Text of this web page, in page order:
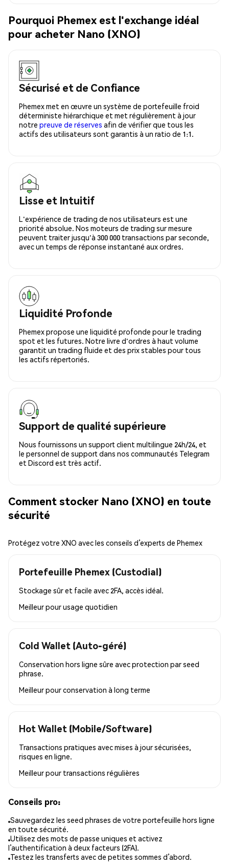
Pourquoi Phemex est l'exchange idéal
pour acheter Nano (XNO)
Sécurisé et de Confiance
Phemex met en œuvre un système de portefeuille froid
déterministe hiérarchique et met régulièrement à jour
notre preuve de réserves afin de vérifier que tous les
actifs des utilisateurs sont garantis à un ratio de 1:1.
Lisse et Intuitif
L'expérience de trading de nos utilisateurs est une
priorité absolue. Nos moteurs de trading sur mesure
peuvent traiter jusqu'à 300 000 transactions par seconde,
avec un temps de réponse instantané aux ordres.
Liquidité Profonde
Phemex propose une liquidité profonde pour le trading
spot et les futures. Notre livre d'ordres à haut volume
garantit un trading fluide et des prix stables pour tous
les actifs répertoriés.
Support de qualité supérieure
Nous fournissons un support client multilingue 24h/24, et
le personnel de support dans nos communautés Telegram
et Discord est très actif.
Comment stocker Nano (XNO) en toute
sécurité
Protégez votre XNO avec les conseils d’experts de Phemex
Portefeuille Phemex (Custodial)
Stockage sûr et facile avec 2FA, accès idéal.
Meilleur pourusage quotidien
Cold Wallet (Auto-géré)
Conservation hors ligne sûre avec protection par seed
phrase.
Meilleur pourconservation à long terme
Hot Wallet (Mobile/Software)
Transactions pratiques avec mises à jour sécurisées,
risques en ligne.
Meilleur pour transactions régulières
Conseils pro:
Sauvegardez les seed phrases de votre portefeuille hors ligne
en toute sécurité.
Utilisez des mots de passe uniques et activez
l’authentification à deux facteurs (2FA).
Testez les transferts avec de petites sommes d’abord.